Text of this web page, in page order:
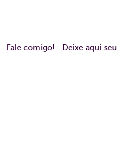
Fale comigo! Deixe aqui